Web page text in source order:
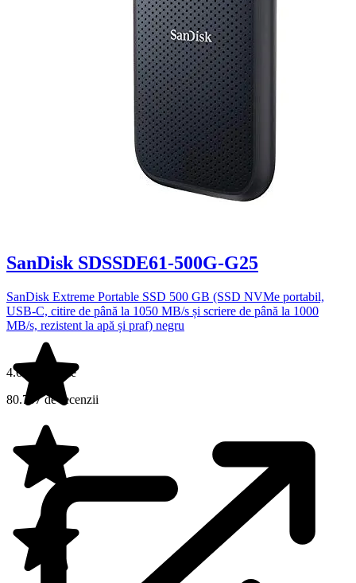
SanDisk SDSSDE61-500G-G25
SanDisk Extreme Portable SSD 500 GB (SSD NVMe portabil,
USB-C, citire de până la 1050 MB/s și scriere de până la 1000
MB/s, rezistent la apă și praf) negru
4.6 din 5 stele
80.707 de recenzii